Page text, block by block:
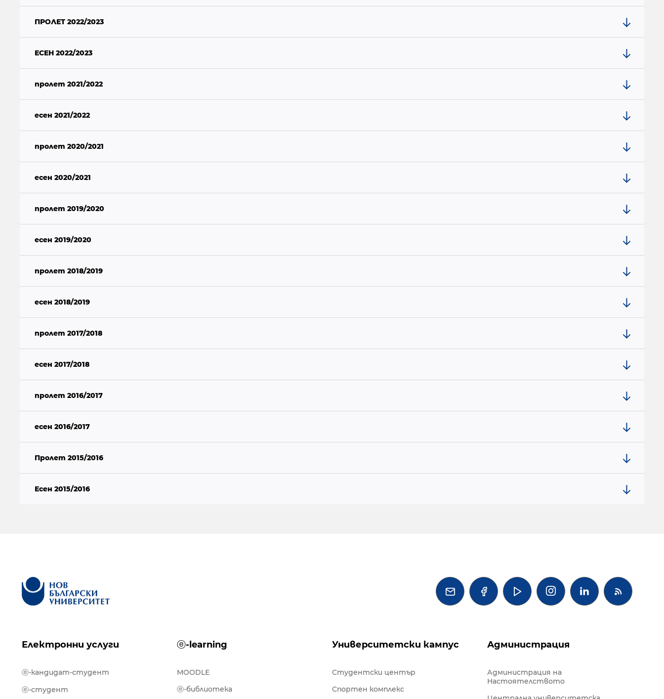
ПРОЛЕТ 2022/2023
ЕСЕН 2022/2023
пролет 2021/2022
есен 2021/2022
пролет 2020/2021
есен 2020/2021
пролет 2019/2020
есен 2019/2020
пролет 2018/2019
есен 2018/2019
пролет 2017/2018
есен 2017/2018
пролет 2016/2017
есен 2016/2017
Пролет 2015/2016
Есен 2015/2016
   
Електронни услуги ⓔ-learning Университетски кампус Администрация
ⓔ-кандидат-студент
ⓔ-студент
MOODLE
ⓔ-библиотека
Студентски център
Спортен комплекс
Администрация на
Настоятелството